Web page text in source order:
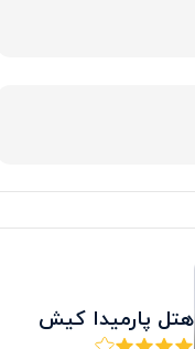
هتل پارمیدا کیش